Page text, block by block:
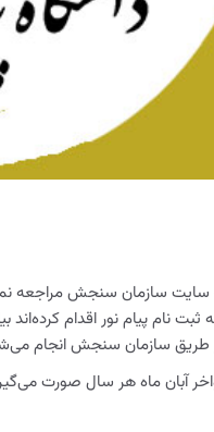
سایت سازمان سنجش مراجعه
نام پیام نور اقدام کرده‌اند
از طریق سازمان سنجش انجام
آبان ماه هر سال صورت